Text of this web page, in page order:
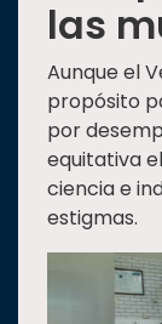
las
Aunque el
propósito
por
equitativa
ciencia e
estigmas.